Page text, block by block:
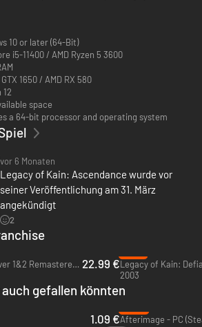
ausweichende Sprünge und
flüssigem, brutalem Kampf.
Sarafan-Ritter vor seinem Fall und erlebe
vampirischen Gestalt. Die Vampirin Elaleth
mit schneller, gnadenloser Offensive ins
10 or later (64-Bit)
i5-11400 / AMD Ryzen 5 3600
1650 / AMD RX 580
12
space
a 64-bit processor and operating system
vor 6 Monaten
Legacy of Kain: Ascendance wurde vor
seiner Veröffentlichung am 31. März
angekündigt
2
Legacy of Kain Soul Reaver 1&2 Remastered - PC (Steam) 22.99 €Legacy of Kain:
2003
gefallen könnten
1.09 €Afterimage - PC